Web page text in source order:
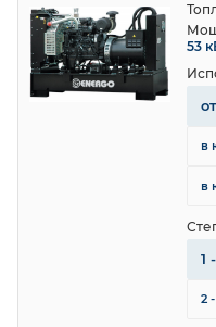
53
в
в
1
2